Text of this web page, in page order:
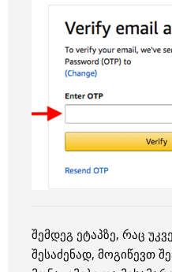
შემდეგ ეტაპზე, რაც
შესაძენად, მოგიწევთ